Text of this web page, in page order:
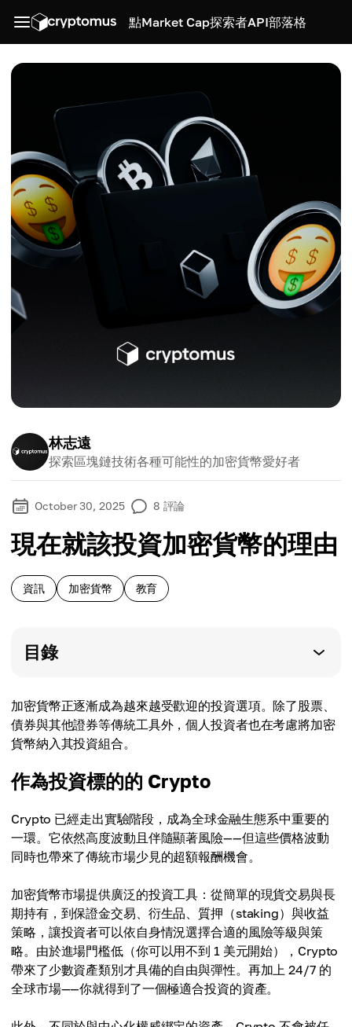
點Market Cap探索者API部落格
林志遠
探索區塊鏈技術各種可能性的加密貨幣愛好者
October 30, 2025 8 評論
現在就該投資加密貨幣的理由
資訊 加密貨幣 教育
目錄
加密貨幣正逐漸成為越來越受歡迎的投資選項。除了股票、
債券與其他證券等傳統工具外，個人投資者也在考慮將加密
貨幣納入其投資組合。
作為投資標的的 Crypto
Crypto 已經走出實驗階段，成為全球金融生態系中重要的
一環。它依然高度波動且伴隨顯著風險——但這些價格波動
同時也帶來了傳統市場少見的超額報酬機會。
加密貨幣市場提供廣泛的投資工具：從簡單的現貨交易與長
期持有，到保證金交易、衍生品、質押（staking）與收益
策略，讓投資者可以依自身情況選擇合適的風險等級與策
略。由於進場門檻低（你可以用不到 1 美元開始），Crypto
帶來了少數資產類別才具備的自由與彈性。再加上 24/7 的
全球市場——你就得到了一個極適合投資的資產。